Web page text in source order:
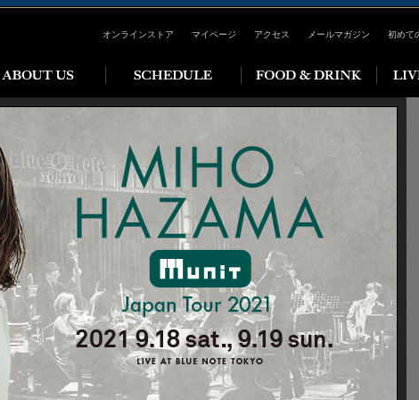
オンラインストア マイページ アクセス メールマガジン 初めて